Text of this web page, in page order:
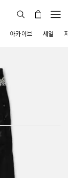
아카이브 세일